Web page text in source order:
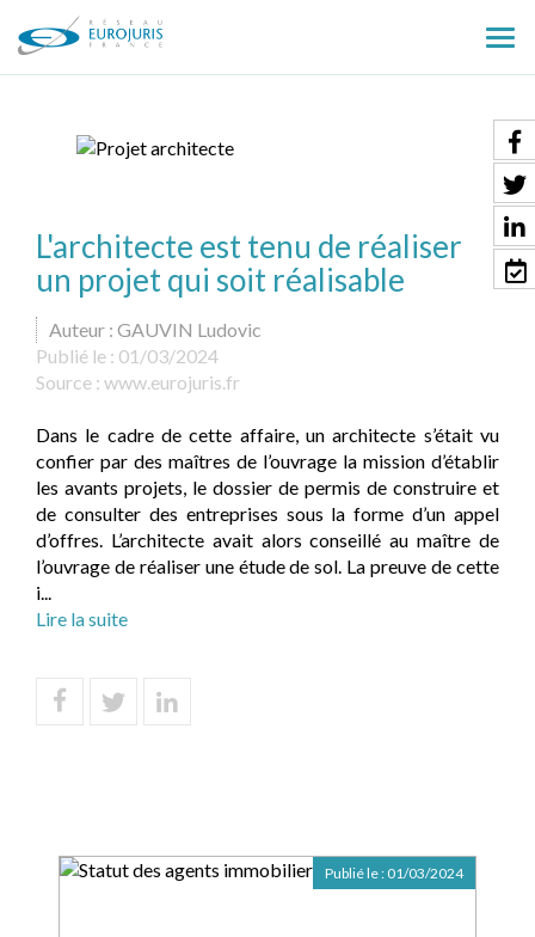
le
L'architecte est tenu de réaliser
un projet qui soit réalisable
Auteur : GAUVIN Ludovic
Publié le : 01/03/2024
Source : www.eurojuris.fr
Dans le cadre de cette affaire, un architecte s’était vu
confier par des maîtres de l’ouvrage la mission d’établir
les avants projets, le dossier de permis de construire et
de consulter des entreprises sous la forme d’un appel
d’offres. L’architecte avait alors conseillé au maître de
l’ouvrage de réaliser une étude de sol. La preuve de cette
i...
Lire la suite
Publié le : 01/03/2024